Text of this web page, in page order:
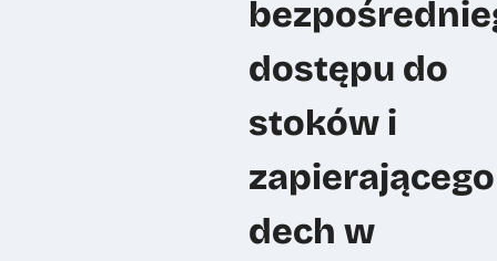
dostępu do
stoków i
zapierającego
dech w